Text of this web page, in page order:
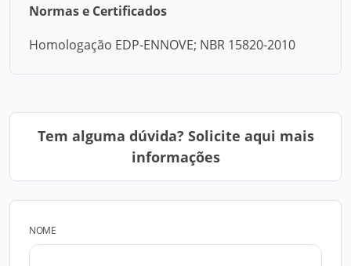
Normas e Certificados
Homologação EDP-ENNOVE; NBR 15820-2010
Tem alguma dúvida? Solicite aqui mais
informações
NOME